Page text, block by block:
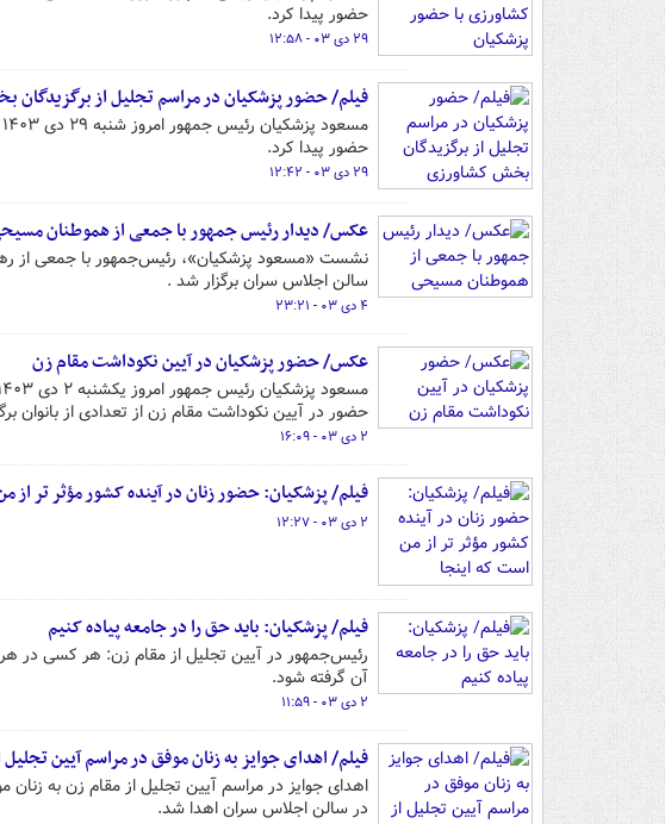
حضور پیدا کرد.
۲۹ دی ۰۳ - ۱۲:۵۸
فیلم/ حضور پزشکیان در مراسم تجلیل از
حضور پیدا کرد.
۲۹ دی ۰۳ - ۱۲:۴۲
عکس/ دیدار رئیس جمهور با جمعی از هموطنان
سالن اجلاس سران برگزار شد .
۴ دی ۰۳ - ۲۳:۲۱
عکس/ حضور پزشکیان در آیین نکوداشت مقام زن
حضور در آیین نکوداشت مقام زن از تعدادی از بانوان
۲ دی ۰۳ - ۱۶:۰۹
فیلم/ پزشکیان: حضور زنان در آینده کشور مؤثر تر از
۲ دی ۰۳ - ۱۲:۲۷
فیلم/ پزشکیان: باید حق را در جامعه پیاده کنیم
رئیس‌جمهور در آیین تجلیل از مقام زن: هر کسی در هر
آن گرفته شود.
۲ دی ۰۳ - ۱۱:۵۹
فیلم/ اهدای جوایز به زنان موفق در مراسم آیین
در سالن اجلاس سران اهدا شد.